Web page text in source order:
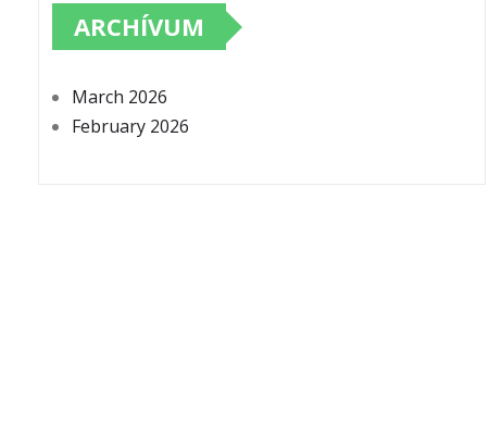
ARCHÍVUM
March 2026
February 2026